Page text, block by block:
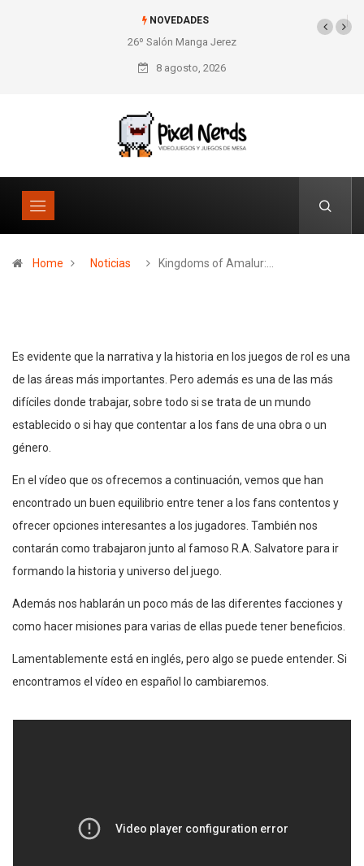
NOVEDADES
26º Salón Manga Jerez SNES Pixel Book para
los amantes de lo retro
8 agosto, 2026
Home Noticias Kingdoms of Amalur:…
Es evidente que la narrativa y la historia en los juegos de rol es una
de las áreas más importantes. Pero además es una de las más
difíciles donde trabajar, sobre todo si se trata de un mundo
establecido o si hay que contentar a los fans de una obra o un
género.
En el vídeo que os ofrecemos a continuación, vemos que han
encontrado un buen equilibrio entre tener a los fans contentos y
ofrecer opciones interesantes a los jugadores. También nos
contarán como trabajaron junto al famoso R.A. Salvatore para ir
formando la historia y universo del juego.
Además nos hablarán un poco más de las diferentes facciones y
como hacer misiones para varias de ellas puede tener beneficios.
Lamentablemente está en inglés, pero algo se puede entender. Si
encontramos el vídeo en español lo cambiaremos.